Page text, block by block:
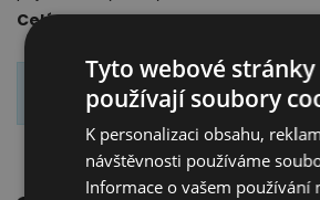
Obývací pokoj
Celý text
Seznam výsledků je prázdný.
Tyto webové stránky
používají soubory
K personalizaci obsahu,
návštěvnosti používáme
Informace o vašem používání